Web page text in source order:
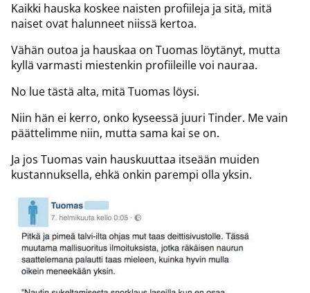
Kaikki hauska koskee naisten profiileja ja sitä, mitä
naiset ovat halunneet niissä kertoa.
Vähän outoa ja hauskaa on Tuomas löytänyt, mutta
kyllä varmasti miestenkin profiileille voi nauraa.
No lue tästä alta, mitä Tuomas löysi.
Niin hän ei kerro, onko kyseessä juuri Tinder. Me vain
päättelimme niin, mutta sama kai se on.
Ja jos Tuomas vain hauskuuttaa itseään muiden
kustannuksella, ehkä onkin parempi olla yksin.